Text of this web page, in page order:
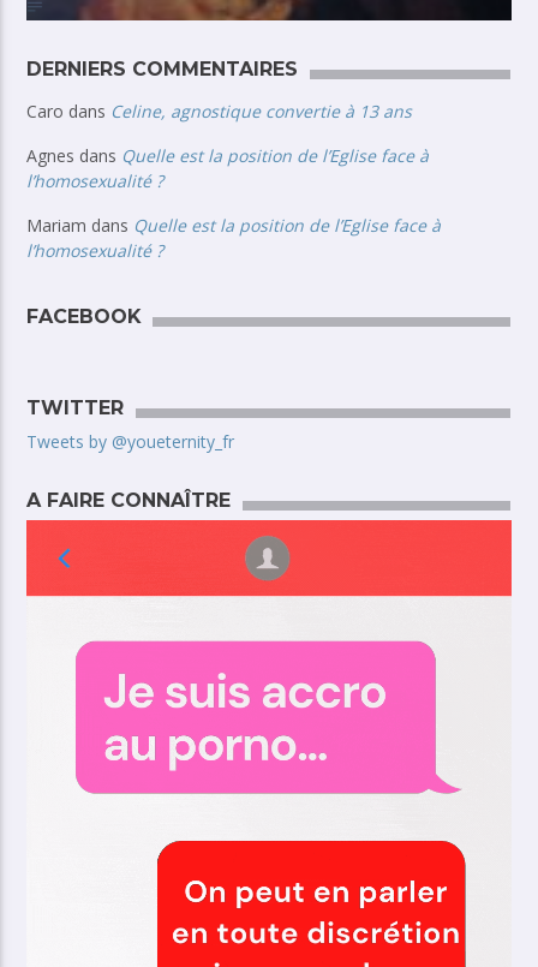
DERNIERS COMMENTAIRES
Caro dans Celine, agnostique convertie à 13 ans
Agnes dans Quelle est la position de l’Eglise face à
l’homosexualité ?
Mariam dans Quelle est la position de l’Eglise face à
l’homosexualité ?
FACEBOOK
TWITTER
Tweets by @youeternity_fr
A FAIRE CONNAÎTRE